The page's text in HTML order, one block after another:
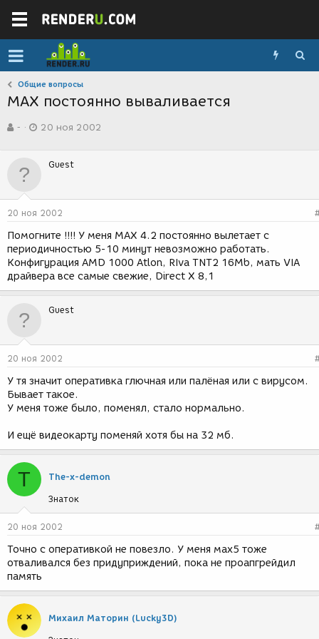
Общие вопросы
MAX постоянно вываливается
в
р
м
-
а
д
н
и
я
20 ноя 2002
Guest
20 ноя 2002
Помогните !!!! У меня MAX 4.2 постоянно вылетает с
периодичностью 5-10 минут невозможно работать.
Конфигурация AMD 1000 Atlon, RIva TNT2 16Mb, мать VIA
драйвера все самые свежие, Direct X 8,1
Guest
20 ноя 2002
У тя значит оперативка глючная или палёная или с вирусом.
Бывает такое.
У меня тоже было, поменял, стало нормально.
И ещё видеокарту поменяй хотя бы на 32 мб.
T The-x-demon
Знаток
20 ноя 2002
Точно с оперативкой не повезло. У меня мах5 тоже
отваливался без придуприждений, пока не проапгрейдил
память
Михаил Маторин (Lucky3D)